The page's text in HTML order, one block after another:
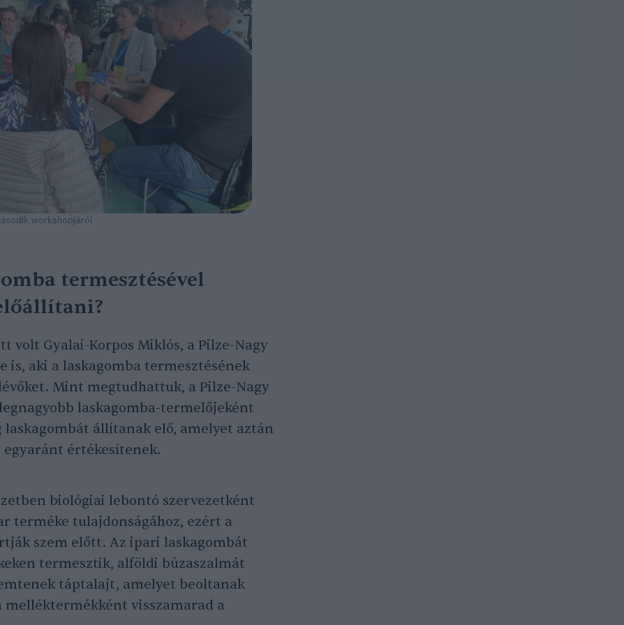
workshopjáról
termesztésével
volt Gyalai-Korpos Miklós, a Pilze-Nagy
is, aki a laskagomba termesztésének
Mint megtudhattuk, a Pilze-Nagy
laskagomba-termelőjeként
állítanak elő, amelyet aztán
értékesítenek.
biológiai lebontó szervezetként
terméke tulajdonságához, ezért a
szem előtt. Az ipari laskagombát
termesztik, alföldi búzaszalmát
táptalajt, amelyet beoltanak
melléktermékként visszamarad a